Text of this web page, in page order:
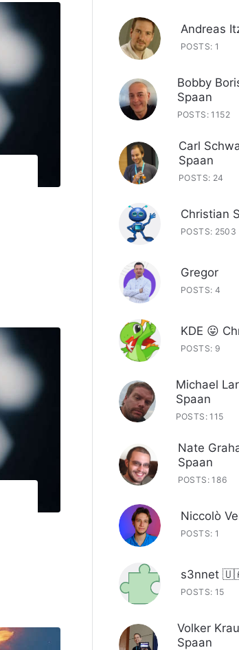
Andreas
POSTS: 1
Bobby
Spaan
POSTS: 1152
Carl
Spaan
POSTS: 24
Christian
POSTS: 2503
Gregor
POSTS: 4
KDE 😛
POSTS: 9
Michael
Spaan
POSTS: 115
Nate
Spaan
POSTS: 186
Niccolò
POSTS: 1
s3nnet
POSTS: 15
Volker
Spaan